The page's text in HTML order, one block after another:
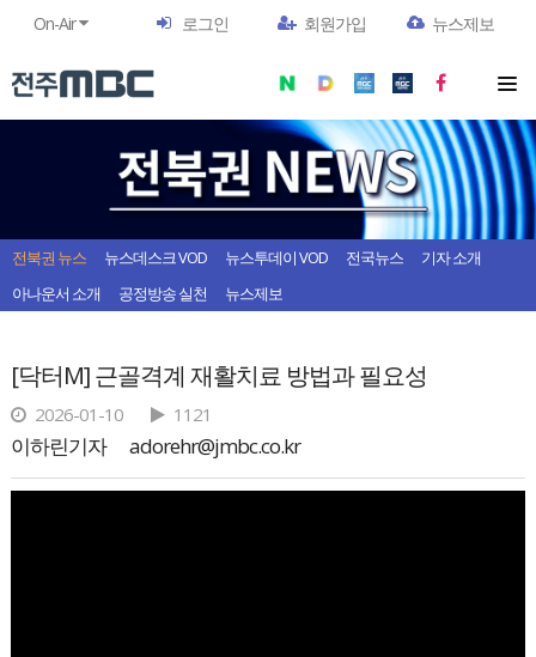
On-Air 로그인 회원가입 뉴스제보
전북권 뉴스 뉴스데스크 VOD 뉴스투데이 VOD 전국뉴스
기자 소개
아나운서 소개
공정방송 실천 뉴스제보
[닥터M] 근골격계 재활치료 방법과 필요성
2026-01-10 1121
이하린기자 adorehr@jmbc.co.kr